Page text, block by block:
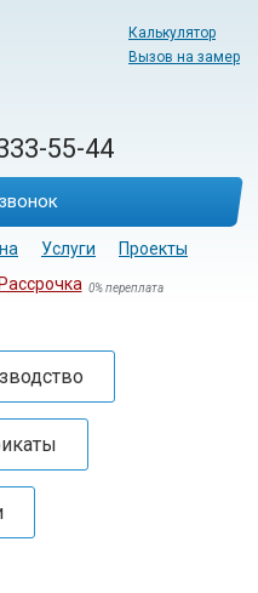
Калькулятор
Вызов на замер
55-44
Услуги
Проекты
Рассрочка 0% переплата